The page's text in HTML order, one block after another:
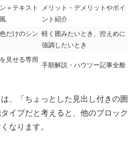
＋テキスト
メリット・デメリットやポイ
ント紹介
だけのシン 軽く囲みたいとき、控えめに
強調したいとき
見せる専用
手順解説・ハウツー記事全般
、「ちょっとした見出し付きの囲
イプだと考えると、他のブロック
なります。